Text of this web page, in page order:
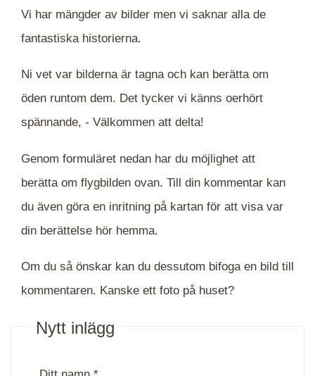
Vi har mängder av bilder men vi saknar alla de
fantastiska historierna.
Ni vet var bilderna är tagna och kan berätta om
öden runtom dem. Det tycker vi känns oerhört
spännande, - Välkommen att delta!
Genom formuläret nedan har du möjlighet att
berätta om flygbilden ovan. Till din kommentar kan
du även göra en inritning på kartan för att visa var
din berättelse hör hemma.
Om du så önskar kan du dessutom bifoga en bild till
kommentaren. Kanske ett foto på huset?
Nytt inlägg